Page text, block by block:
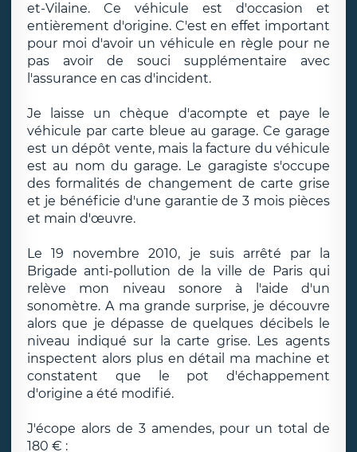
et-Vilaine. Ce véhicule est d'occasion et
entièrement d'origine. C'est en effet important
pour moi d'avoir un véhicule en règle pour ne
pas avoir de souci supplémentaire avec
l'assurance en cas d'incident.
Je laisse un chèque d'acompte et paye le
véhicule par carte bleue au garage. Ce garage
est un dépôt vente, mais la facture du véhicule
est au nom du garage. Le garagiste s'occupe
des formalités de changement de carte grise
et je bénéficie d'une garantie de 3 mois pièces
et main d'œuvre.
Le 19 novembre 2010, je suis arrêté par la
Brigade anti-pollution de la ville de Paris qui
relève mon niveau sonore à l'aide d'un
sonomètre. A ma grande surprise, je découvre
alors que je dépasse de quelques décibels le
niveau indiqué sur la carte grise. Les agents
inspectent alors plus en détail ma machine et
constatent que le pot d'échappement
d'origine a été modifié.
J'écope alors de 3 amendes, pour un total de
180 € :